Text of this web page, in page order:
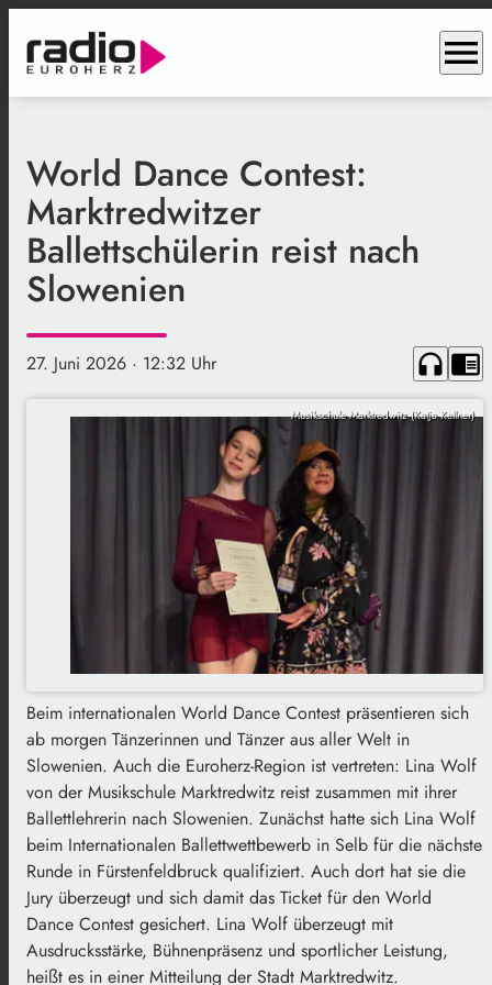
menu
World Dance Contest:
Marktredwitzer
Ballettschülerin reist nach
Slowenien
27. Juni 2026 · 12:32 Uhr headphones chrome_reader_mode
Musikschule Marktredwitz (Katja Kellner)
Beim internationalen World Dance Contest präsentieren sich
ab morgen Tänzerinnen und Tänzer aus aller Welt in
Slowenien. Auch die Euroherz-Region ist vertreten: Lina Wolf
von der Musikschule Marktredwitz reist zusammen mit ihrer
Ballettlehrerin nach Slowenien. Zunächst hatte sich Lina Wolf
beim Internationalen Ballettwettbewerb in Selb für die nächste
Runde in Fürstenfeldbruck qualifiziert. Auch dort hat sie die
Jury überzeugt und sich damit das Ticket für den World
Dance Contest gesichert. Lina Wolf überzeugt mit
Ausdrucksstärke, Bühnenpräsenz und sportlicher Leistung,
heißt es in einer Mitteilung der Stadt Marktredwitz.